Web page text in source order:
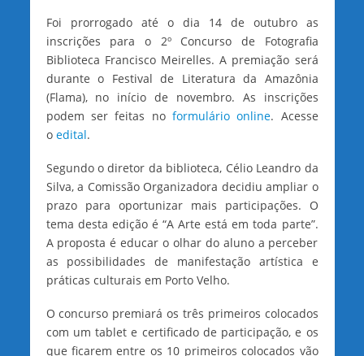
Foi prorrogado até o dia 14 de outubro as
inscrições para o 2º Concurso de Fotografia
Biblioteca Francisco Meirelles. A premiação será
durante o Festival de Literatura da Amazônia
(Flama), no início de novembro. As inscrições
podem ser feitas no formulário online. Acesse
o edital.
Segundo o diretor da biblioteca, Célio Leandro da
Silva, a Comissão Organizadora decidiu ampliar o
prazo para oportunizar mais participações. O
tema desta edição é “A Arte está em toda parte”.
A proposta é educar o olhar do aluno a perceber
as possibilidades de manifestação artística e
práticas culturais em Porto Velho.
O concurso premiará os três primeiros colocados
com um tablet e certificado de participação, e os
que ficarem entre os 10 primeiros colocados vão